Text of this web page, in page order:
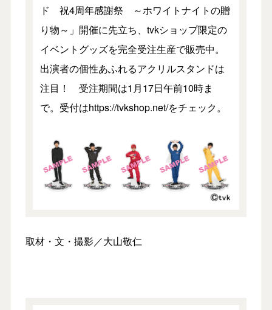
ド 祝4周年感謝祭 ～ホワイトナイトの贈
り物～」開催に先立ち、tvkショップ限定の
イベントグッズを完全受注生産で販売中。
出演者の個性あふれるアクリルスタンドは
注目！ 受注期間は1月17日午前10時ま
で。受付はhttps://tvkshop.net/をチェック。
取材・文・撮影／大山敬仁